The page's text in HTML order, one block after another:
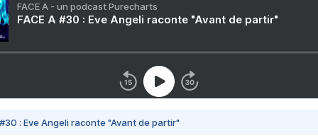
FACE A - un podcast Purecharts
FACE A #30 : Eve Angeli raconte "Avant de partir"
#30 : Eve Angeli raconte "Avant de partir"